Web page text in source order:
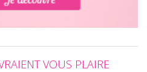
VOUS PLAIRE